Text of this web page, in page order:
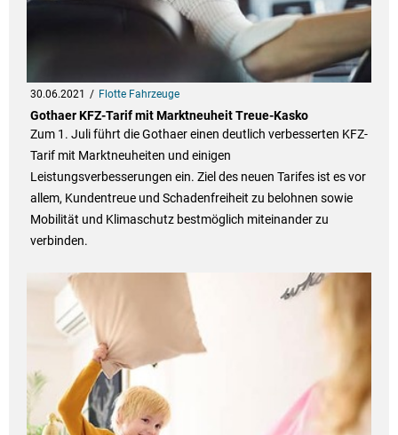
30.06.2021 Flotte Fahrzeuge
Gothaer KFZ-Tarif mit Marktneuheit Treue-Kasko
Zum 1. Juli führt die Gothaer einen deutlich verbesserten KFZ-
Tarif mit Marktneuheiten und einigen
Leistungsverbesserungen ein. Ziel des neuen Tarifes ist es vor
allem, Kundentreue und Schadenfreiheit zu belohnen sowie
Mobilität und Klimaschutz bestmöglich miteinander zu
verbinden.